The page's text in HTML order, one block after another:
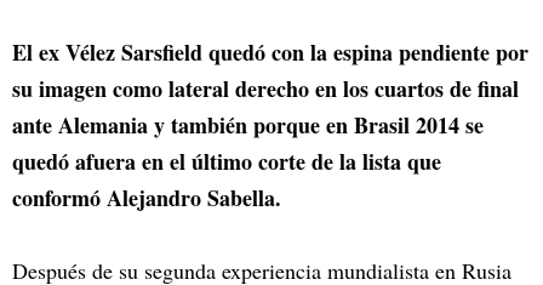
El ex Vélez Sarsfield quedó con la espina pendiente por
su imagen como lateral derecho en los cuartos de final
ante Alemania y también porque en Brasil 2014 se
quedó afuera en el último corte de la lista que
conformó Alejandro Sabella.
Después de su segunda experiencia mundialista en Rusia